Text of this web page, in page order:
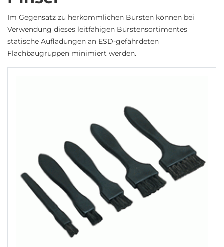
Im Gegensatz zu herkömmlichen Bürsten können bei
Verwendung dieses leitfähigen Bürstensortimentes
statische Aufladungen an ESD-gefährdeten
Flachbaugruppen minimiert werden.